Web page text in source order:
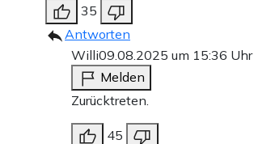
35
Antworten
Willi09.08.2025 um 15:36 Uhr
Melden
Zurücktreten.
45